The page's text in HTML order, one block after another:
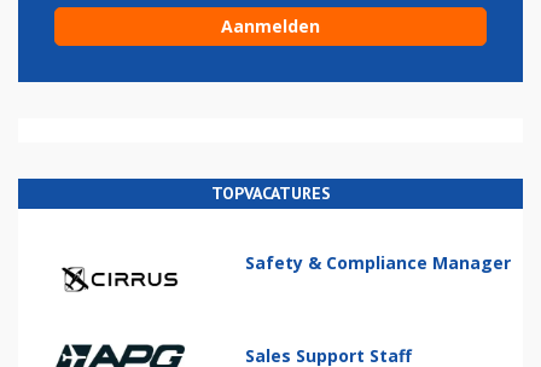
TOPVACATURES
Safety & Compliance Manager
Sales Support Staff